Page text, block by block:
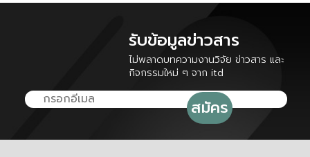
รับข้อมูลข่าวสาร
ไม่พลาดบทความงานวิจัย ข่าวสาร และ
กิจกรรมใหม่ ๆ จาก itd